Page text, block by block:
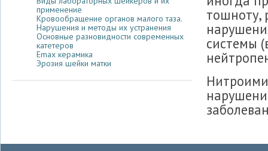
применение
Кровообращение органов малого таза.
Нарушения и методы их устранения
Основные разновидности современных
катетеров
Emax керамика
Эрозия шейки матки
тошноту,
системы